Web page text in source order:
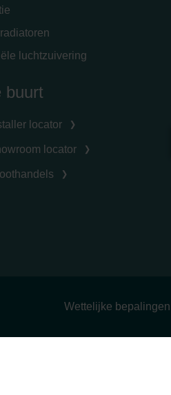
luchtzuivering
buurt
locator
locator
Wettelijke bepalingen